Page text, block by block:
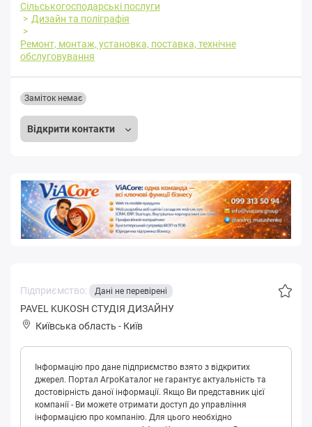
Сільськогосподарські послуги
Дизайн та поліграфія
Ремонт, монтаж, установка, поставка, технічне
обслуговування
Відкрити контакти
Заміток немає
Підприємство: Дані не перевірені
PAVEL KUKOSH СТУДІЯ ДИЗАЙНУ
Київська область - Київ
Інформацію про дане підприємство взято з відкритих
джерел. Портал АгроКаталог не гарантує актуальність та
достовірність даної інформації. Якщо Ви представник цієї
компанії - Ви можете отримати доступ до управління
інформацією про компанію. Для цього необхідно